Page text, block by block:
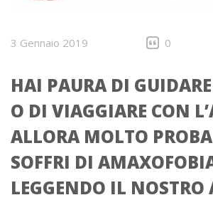
3 Gennaio 2019 0
HAI PAURA DI
O DI VIAGGIARE CON
ALLORA MOLTO
SOFFRI DI
LEGGENDO IL NOSTRO